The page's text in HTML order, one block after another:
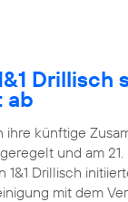
Drillisch
ab
ihre künftige
und am 21.
Drillisch
mit dem